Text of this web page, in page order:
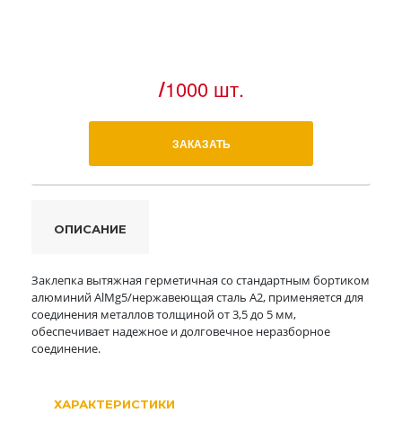
/1000 шт.
ЗАКАЗАТЬ
ОПИСАНИЕ
Заклепка вытяжная герметичная со стандартным бортиком
алюминий AlMg5/нержавеющая сталь А2, применяется для
соединения металлов толщиной от 3,5 до 5 мм,
обеспечивает надежное и долговечное неразборное
соединение.
ХАРАКТЕРИСТИКИ